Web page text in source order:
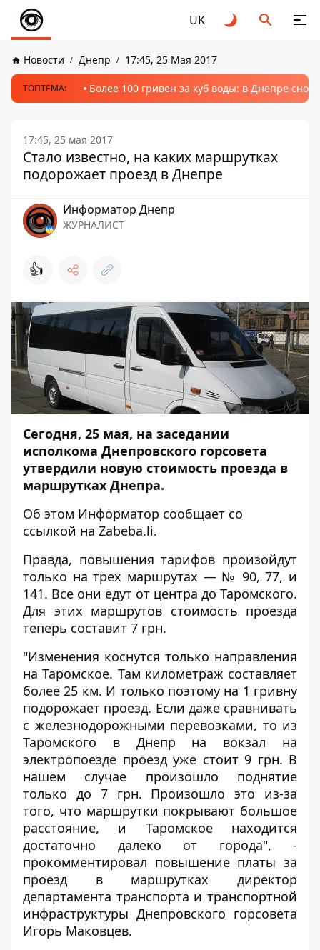
UK
Новости Днепр 17:45, 25 Мая 2017
ТОПТЕМА: Более 100 гривен за куб воды: в Днепре
17:45, 25 мая 2017
Стало известно, на каких маршрутках
подорожает проезд в Днепре
Информатор Днепр
ЖУРНАЛИСТ
👍
Сегодня, 25 мая, на заседании
исполкома Днепровского горсовета
утвердили новую стоимость проезда в
маршрутках Днепра.
Об этом Информатор сообщает со
ссылкой на Zabeba.li.
Правда, повышения тарифов произойдут
только на трех маршрутах — № 90, 77, и
141. Все они едут от центра до Таромского.
Для этих маршрутов стоимость проезда
теперь составит 7 грн.
"Изменения коснутся только направления
на Таромское. Там километраж составляет
более 25 км. И только поэтому на 1 гривну
подорожает проезд. Если даже сравнивать
с железнодорожными перевозками, то из
Таромского в Днепр на вокзал на
электропоезде проезд уже стоит 9 грн. В
нашем случае произошло поднятие
только до 7 грн. Произошло это из-за
того, что маршрутки покрывают большое
расстояние, и Таромское находится
достаточно далеко от города", -
прокомментировал повышение платы за
проезд в маршрутках директор
департамента транспорта и транспортной
инфраструктуры Днепровского горсовета
Игорь Маковцев.